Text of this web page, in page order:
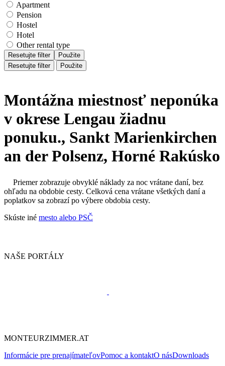
Apartment
Pension
Hostel
Hotel
Other rental type
Resetujte filter
Použite
Resetujte filter
Použite
Montážna miestnosť neponúka
v okrese Lengau žiadnu
ponuku., Sankt Marienkirchen
an der Polsenz, Horné Rakúsko
Priemer zobrazuje obvyklé náklady za noc vrátane daní, bez
ohľadu na obdobie cesty. Celková cena vrátane všetkých daní a
poplatkov sa zobrazí po výbere obdobia cesty.
Skúste iné mesto alebo PSČ
NAŠE PORTÁLY
MONTEURZIMMER.AT
Informácie pre prenajímateľovPomoc a kontaktO násDownloads